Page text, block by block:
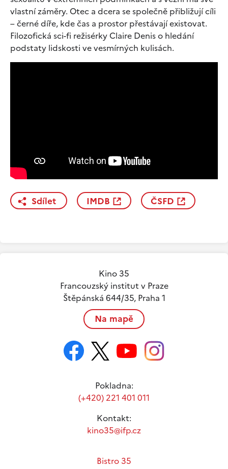
vlastní záměry. Otec a dcera se společně přibližují cíli
– černé díře, kde čas a prostor přestávají existovat.
Filozofická sci-fi režisérky Claire Denis o hledání
podstaty lidskosti ve vesmírných kulisách.
Sdílet IMDB ČSFD
Kino 35
Francouzský institut v Praze
Štěpánská 644/35, Praha 1
Na mapě
Pokladna:
(+420) 221 401 011
Kontakt:
kino35@ifp.cz
Bistro 35